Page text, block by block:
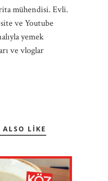
mühendisi. Evli.
ve Youtube
yemek
ve vloglar
LIKE